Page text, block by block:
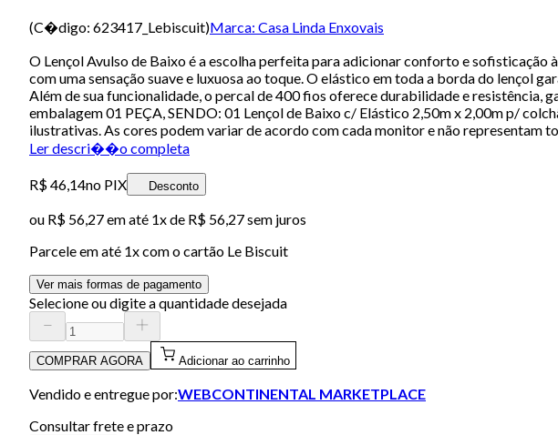
(C�digo: 623417_Lebiscuit)Marca: Casa Linda Enxovais
O Lençol Avulso de Baixo é a escolha perfeita para adicionar conforto e sofisticação
com uma sensação suave e luxuosa ao toque. O elástico em toda a borda do lençol
Além de sua funcionalidade, o percal de 400 fios oferece durabilidade e resistência,
embalagem 01 PEÇA, SENDO: 01 Lençol de Baixo c/ Elástico 2,50m x 2,00m p/
ilustrativas. As cores podem variar de acordo com cada monitor e não representam
Ler descri��o completa
R$ 46,14no PIX Desconto
ou R$ 56,27em até 1x de R$ 56,27sem juros
Parcele em até 1x com o cartão Le Biscuit
Ver mais formas de pagamento
Selecione ou digite a quantidade desejada
COMPRAR AGORA Adicionar ao carrinho
Vendido e entregue por:WEBCONTINENTAL MARKETPLACE
Consultar frete e prazo